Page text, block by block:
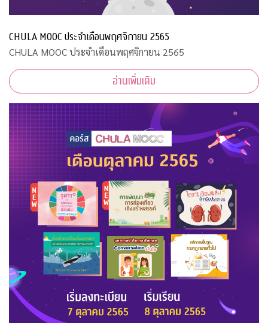
CHULA MOOC ประจำเดือนพฤศจิกายน 2565
CHULA MOOC ประจำเดือนพฤศจิกายน 2565
อ่านเพิ่มเติม